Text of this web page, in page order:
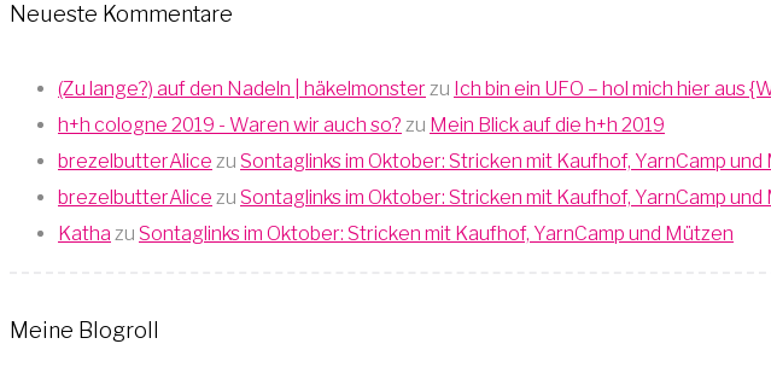
Neueste Kommentare
(Zu lange?) auf den Nadeln | häkelmonster zu Ich bin ein UFO – hol mich hier aus
h+h cologne 2019 - Waren wir auch so? zu Mein Blick auf die h+h 2019
brezelbutterAlice zu Sontaglinks im Oktober: Stricken mit Kaufhof, YarnCamp und
brezelbutterAlice zu Sontaglinks im Oktober: Stricken mit Kaufhof, YarnCamp und
Katha zu Sontaglinks im Oktober: Stricken mit Kaufhof, YarnCamp und Mützen
Meine Blogroll